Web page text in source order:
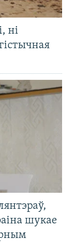
ні
шукае